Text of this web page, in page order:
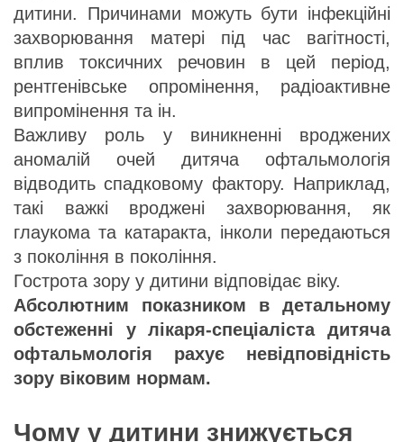
дитини. Причинами можуть бути інфекційні
захворювання матері під час вагітності,
вплив токсичних речовин в цей період,
рентгенівське опромінення, радіоактивне
випромінення та ін.
Важливу роль у виникненні вроджених
аномалій очей дитяча офтальмологія
відводить спадковому фактору. Наприклад,
такі важкі вроджені захворювання, як
глаукома та катаракта, інколи передаються
з покоління в покоління.
Гострота зору у дитини відповідає віку.
Абсолютним показником в детальному
обстеженні у лікаря-спеціаліста дитяча
офтальмологія рахує невідповідність
зору віковим нормам.
Чому у дитини знижується